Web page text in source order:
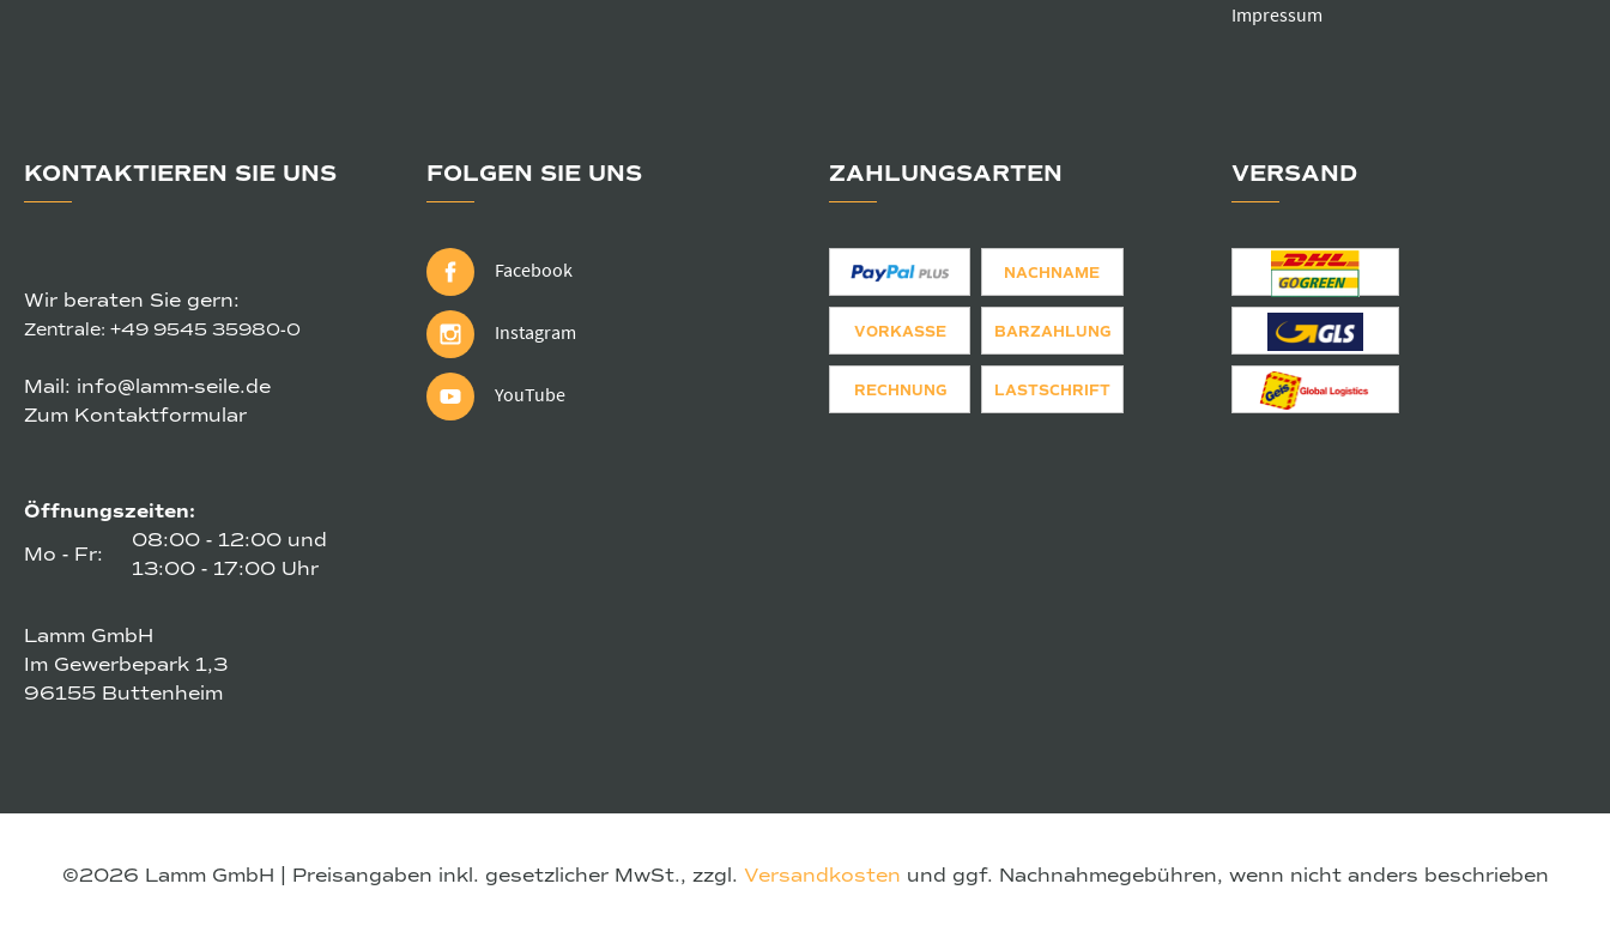
Impressum
KONTAKTIEREN SIE UNS
Wir beraten Sie gern:
Zentrale: +49 9545 35980-0
Mail: info@lamm-seile.de
Zum Kontaktformular
Öffnungszeiten:
Mo - Fr:
08:00 - 12:00 und
13:00 - 17:00 Uhr
Lamm GmbH
Im Gewerbepark 1,3
96155 Buttenheim
FOLGEN SIE UNS
Facebook
Instagram
YouTube
ZAHLUNGSARTEN
NACHNAME
VORKASSE BARZAHLUNG
RECHNUNG LASTSCHRIFT
VERSAND
©2026 Lamm GmbH | Preisangaben inkl. gesetzlicher MwSt., zzgl. Versandkosten und ggf. Nachnahmegebühren, wenn nicht anders beschrieben